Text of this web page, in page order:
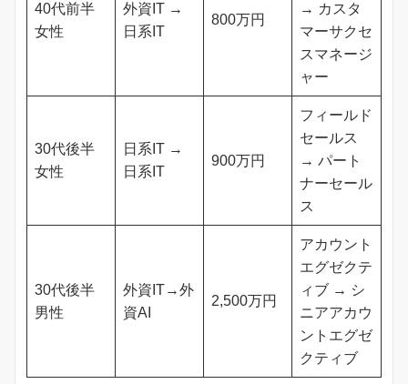
40代前半
女性
外資IT →
日系IT
800万円
→ カスタ
マーサクセ
スマネージ
ャー
30代後半
女性
日系IT →
日系IT
900万円
フィールド
セールス
→ パート
ナーセール
ス
30代後半
男性
外資IT→外
資AI
2,500万円
アカウント
エグゼクテ
ィブ → シ
ニアアカウ
ントエグゼ
クティブ